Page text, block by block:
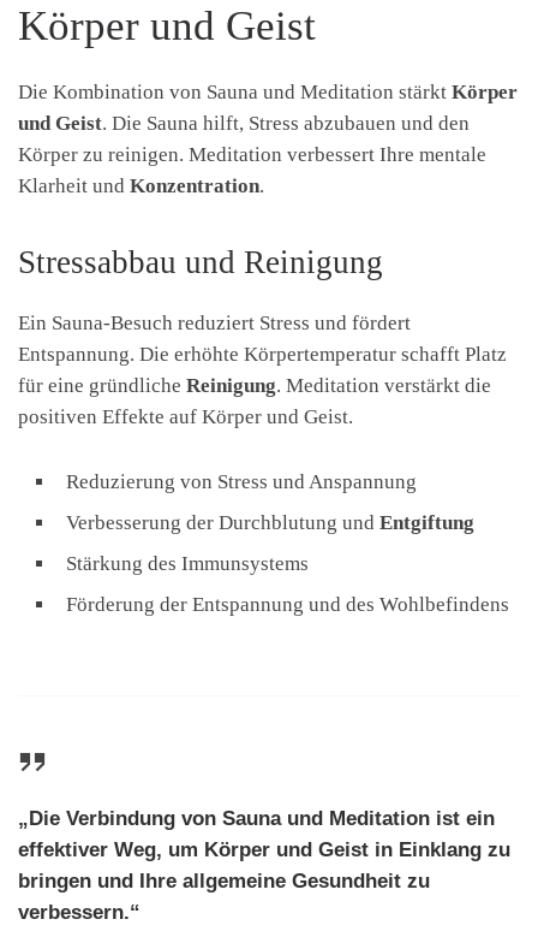
Körper und Geist
Die Kombination von Sauna und Meditation stärkt Körper
und Geist. Die Sauna hilft, Stress abzubauen und den
Körper zu reinigen. Meditation verbessert Ihre mentale
Klarheit und Konzentration.
Stressabbau und Reinigung
Ein Sauna-Besuch reduziert Stress und fördert
Entspannung. Die erhöhte Körpertemperatur schafft Platz
für eine gründliche Reinigung. Meditation verstärkt die
positiven Effekte auf Körper und Geist.
Reduzierung von Stress und Anspannung
Verbesserung der Durchblutung und Entgiftung
Stärkung des Immunsystems
Förderung der Entspannung und des Wohlbefindens
„Die Verbindung von Sauna und Meditation ist ein
effektiver Weg, um Körper und Geist in Einklang zu
bringen und Ihre allgemeine Gesundheit zu
verbessern.“